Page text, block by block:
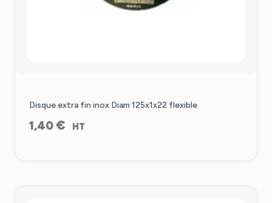
Disque extra fin inox Diam 125x1x22 flexible
1,40€ HT